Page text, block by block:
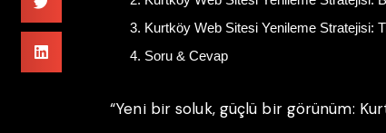
Kurtköy Web Sitesi Yenileme Stratejisi:
Soru & Cevap
“Yeni bir soluk, güçlü bir görünüm: